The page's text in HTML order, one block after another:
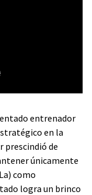
entrenador
en la
prescindió de
únicamente
como
logra un brinco